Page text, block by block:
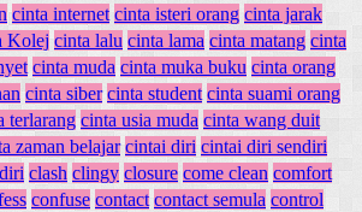
cinta internet cinta isteri orang cinta jarak
Kolej cinta lalu cinta lama cinta matang cinta
cinta muda cinta muka buku cinta orang
cinta siber cinta student cinta suami orang
terlarang cinta usia muda cinta wang duit
zaman belajar cintai diri cintai diri sendiri
clash clingy closure come clean comfort
confuse contact contact semula control